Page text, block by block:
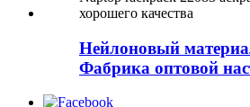
Нейлоновый
Фабрика оптовой